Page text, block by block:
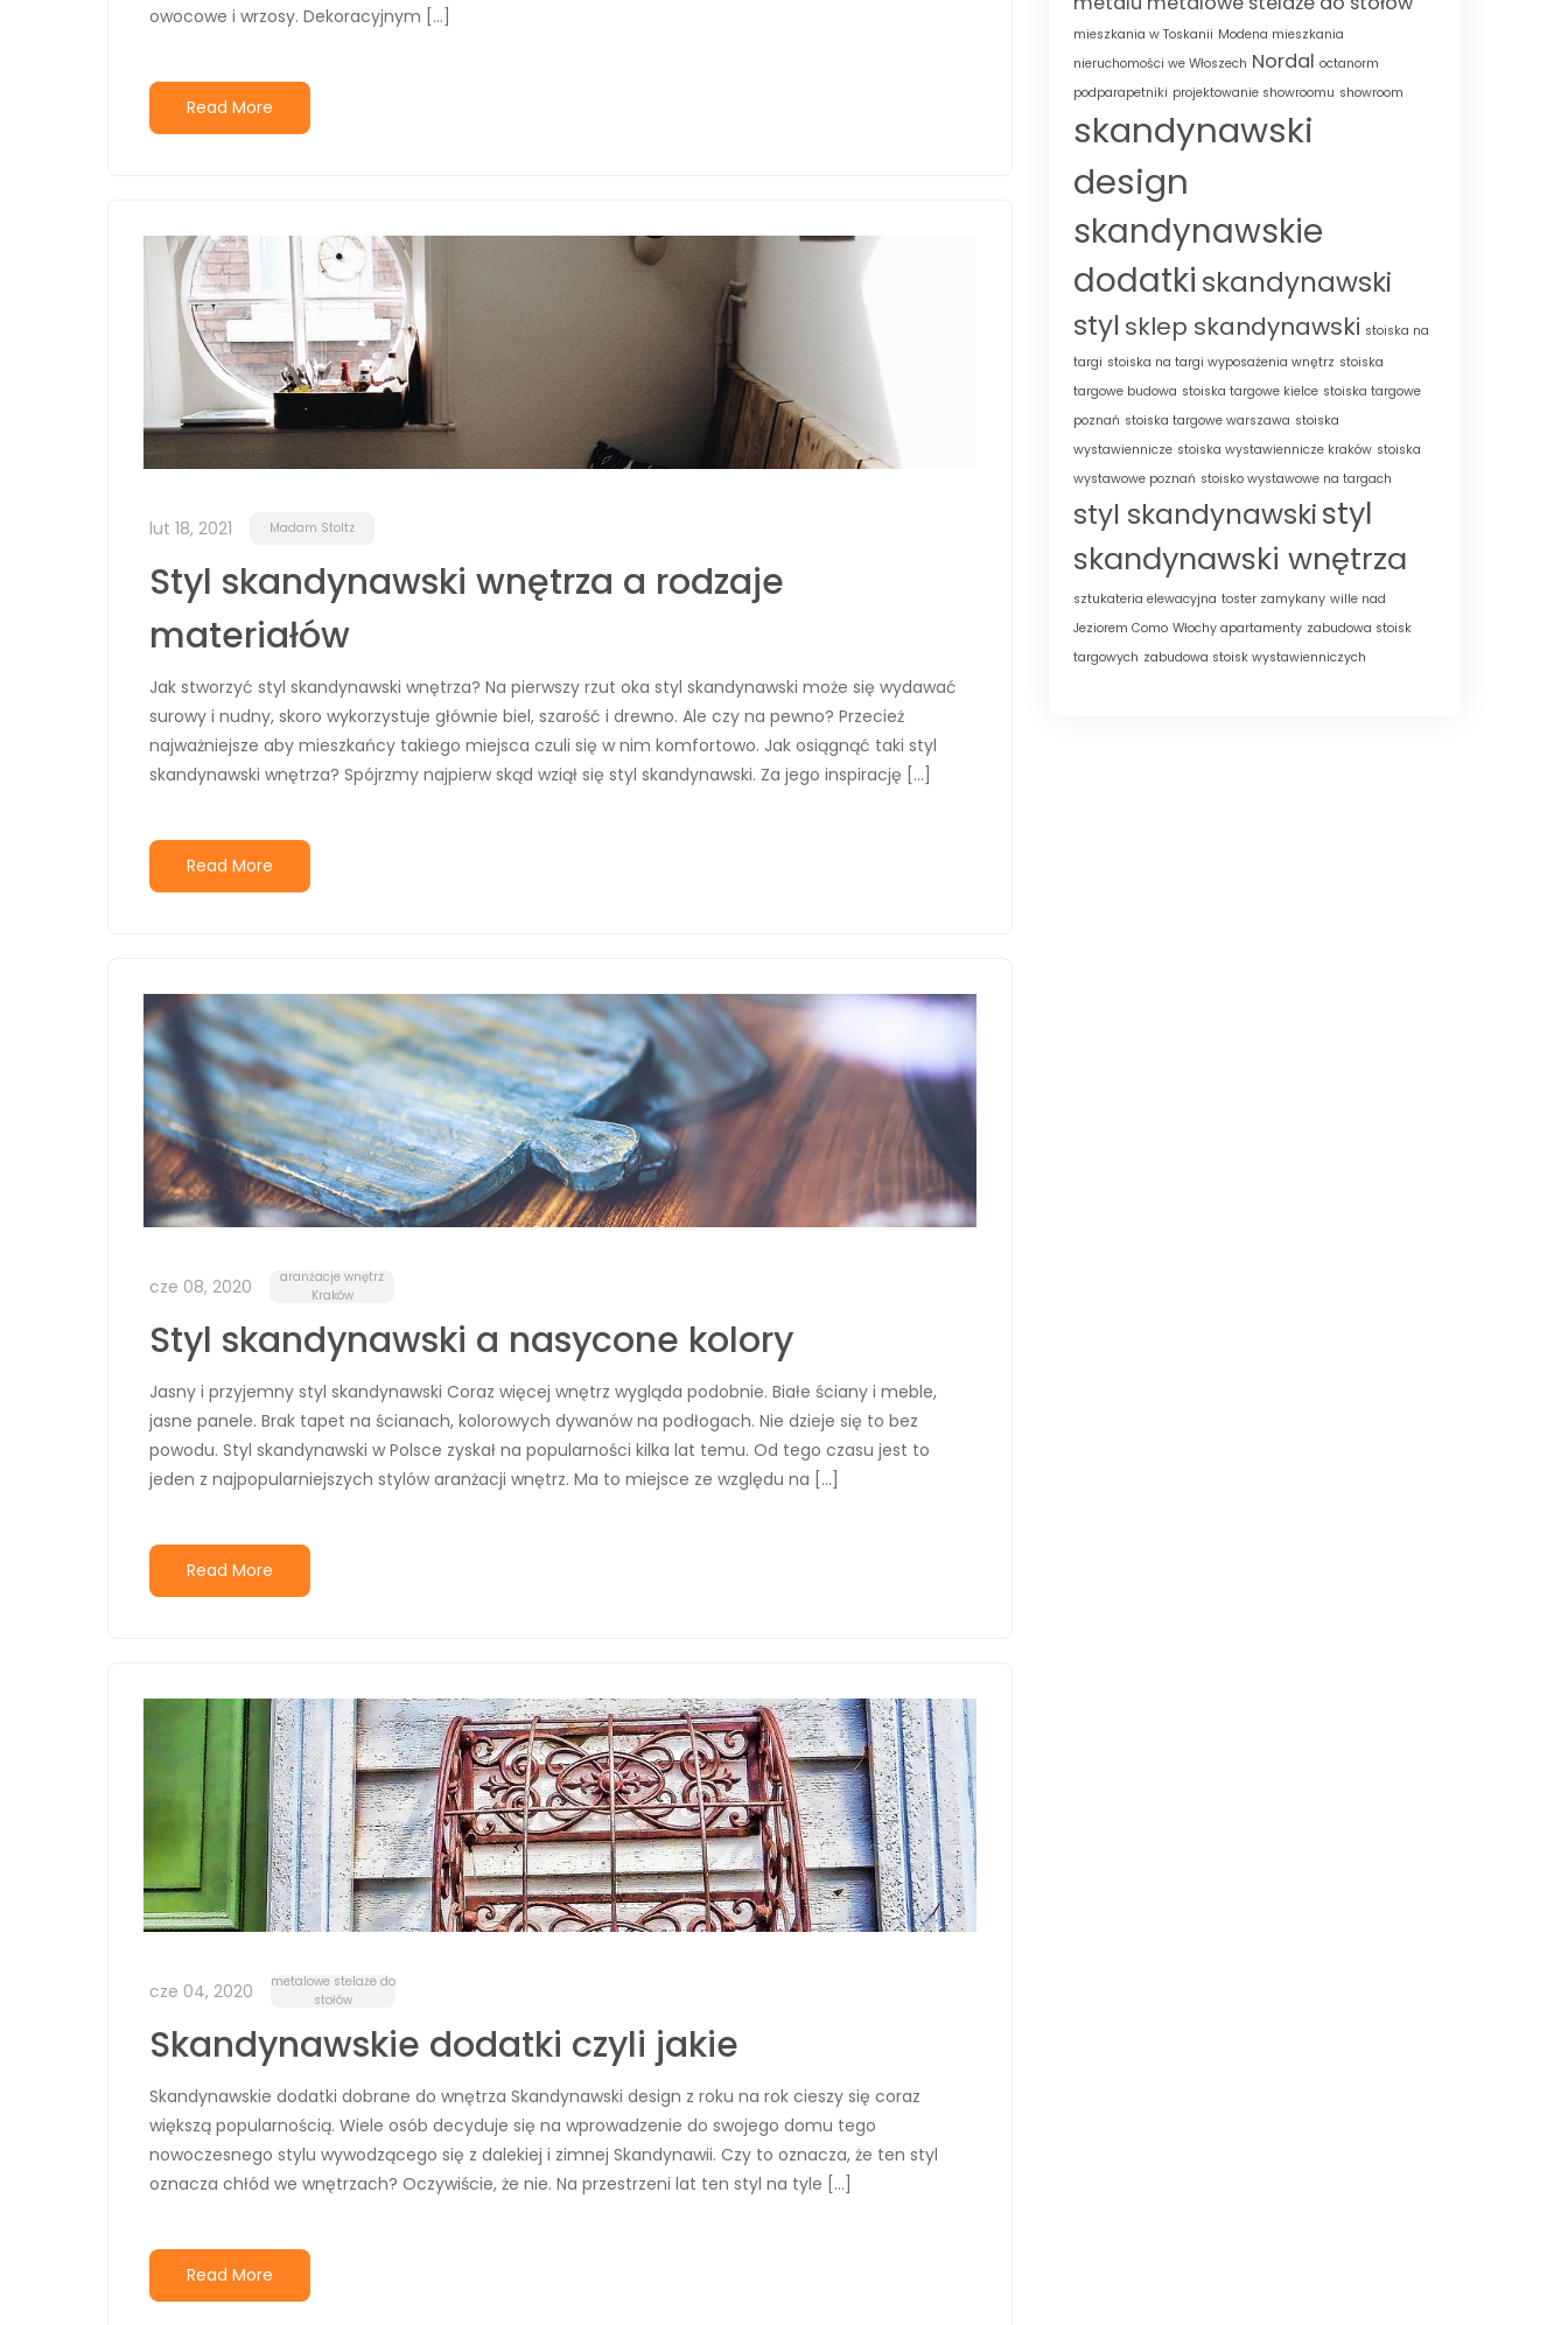
owocowe i wrzosy. Dekoracyjnym […]
Read More
lut 18, 2021 Madam Stoltz
Styl skandynawski wnętrza a rodzaje
materiałów
Jak stworzyć styl skandynawski wnętrza? Na pierwszy rzut oka styl skandynawski może się wydawać
surowy i nudny, skoro wykorzystuje głównie biel, szarość i drewno. Ale czy na pewno? Przecież
najważniejsze aby mieszkańcy takiego miejsca czuli się w nim komfortowo. Jak osiągnąć taki styl
skandynawski wnętrza? Spójrzmy najpierw skąd wziął się styl skandynawski. Za jego inspirację […]
Read More
cze 08, 2020
aranżacje wnętrz
Kraków
Styl skandynawski a nasycone kolory
Jasny i przyjemny styl skandynawski Coraz więcej wnętrz wygląda podobnie. Białe ściany i meble,
jasne panele. Brak tapet na ścianach, kolorowych dywanów na podłogach. Nie dzieje się to bez
powodu. Styl skandynawski w Polsce zyskał na popularności kilka lat temu. Od tego czasu jest to
jeden z najpopularniejszych stylów aranżacji wnętrz. Ma to miejsce ze względu na […]
Read More
cze 04, 2020
metalowe stelaże do
stołów
Skandynawskie dodatki czyli jakie
Skandynawskie dodatki dobrane do wnętrza Skandynawski design z roku na rok cieszy się coraz
większą popularnością. Wiele osób decyduje się na wprowadzenie do swojego domu tego
nowoczesnego stylu wywodzącego się z dalekiej i zimnej Skandynawii. Czy to oznacza, że ten styl
oznacza chłód we wnętrzach? Oczywiście, że nie. Na przestrzeni lat ten styl na tyle […]
Read More
mieszkania w Toskanii Modena mieszkania
nieruchomości we Włoszech Nordal octanorm
podparapetniki projektowanie showroomu showroom
skandynawski
design
skandynawskie
dodatki skandynawski
styl sklep skandynawski stoiska na
targi stoiska na targi wyposażenia wnętrz stoiska
targowe budowa stoiska targowe kielce stoiska targowe
poznań stoiska targowe warszawa stoiska
wystawiennicze stoiska wystawiennicze kraków stoiska
wystawowe poznań stoisko wystawowe na targach
styl skandynawskistyl
skandynawski wnętrza
sztukateria elewacyjna toster zamykany wille nad
Jeziorem Como Włochy apartamenty zabudowa stoisk
targowych zabudowa stoisk wystawienniczych